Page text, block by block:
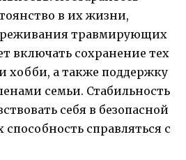
в их жизни,
травмирующих
включать сохранение тех
хобби, а также поддержку
семьи. Стабильность
себя в безопасной
способность справляться с